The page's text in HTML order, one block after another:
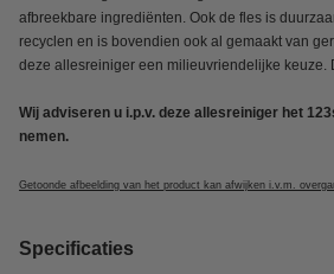
afbreekbare ingrediënten. Ook de fles is
recyclen en is bovendien ook al gemaakt van
deze allesreiniger een milieuvriendelijke keuze.
Wij adviseren u i.p.v. deze allesreiniger het
nemen.
Getoonde afbeelding van het product kan afwijken i.v.m.
Specificaties